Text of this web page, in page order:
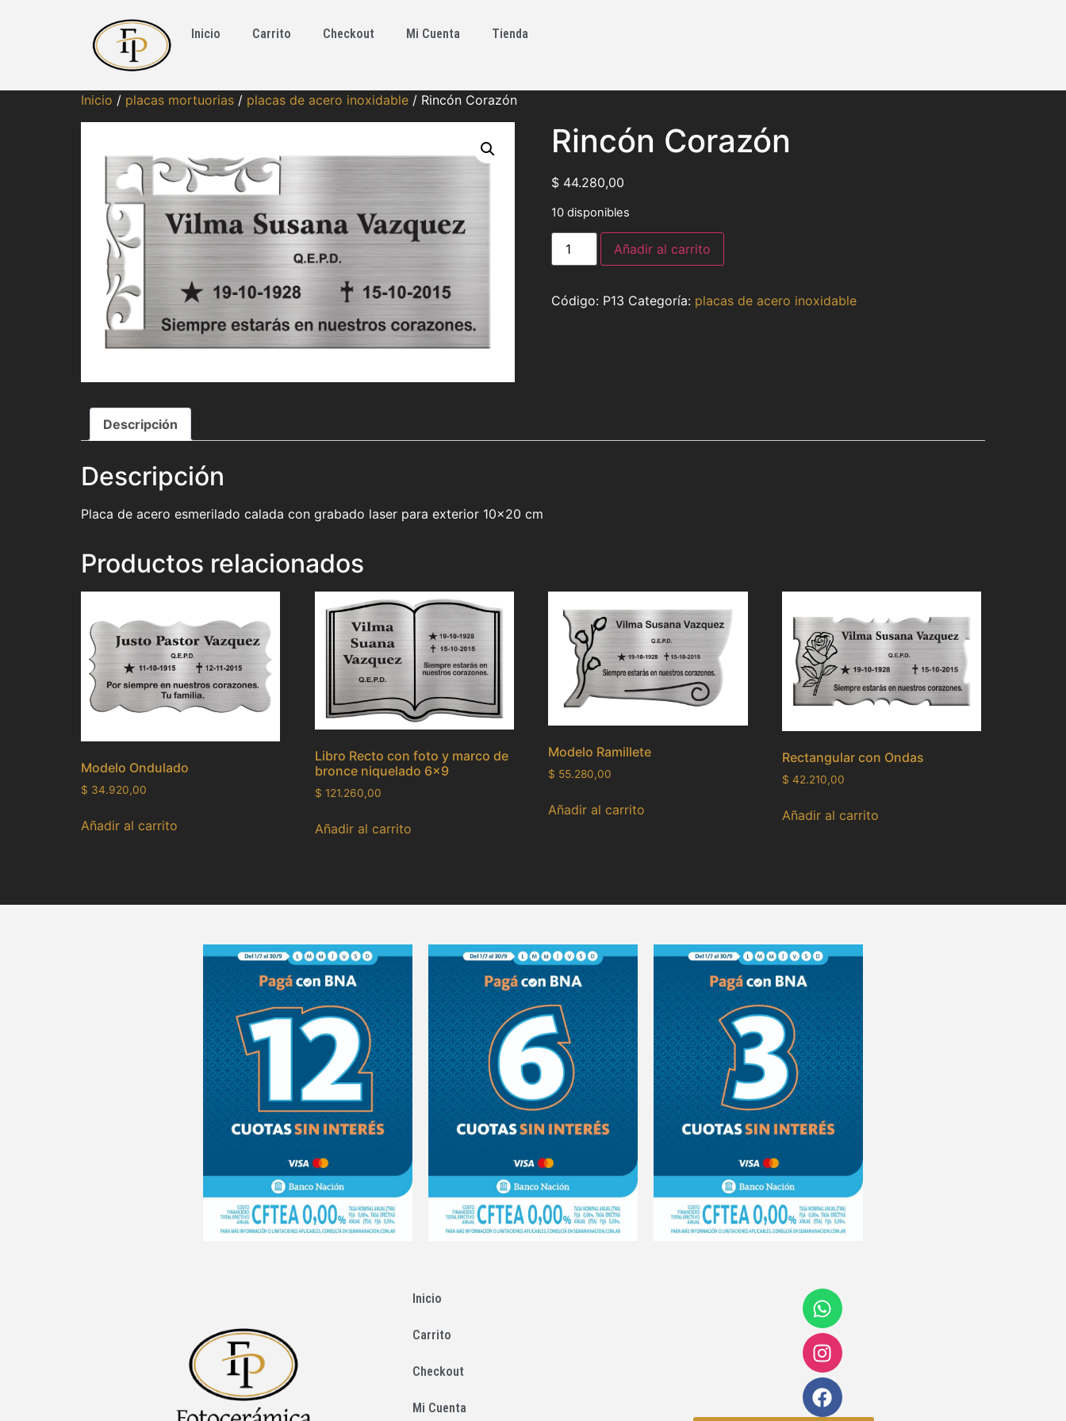
Inicio Carrito Checkout Mi Cuenta Tienda
Inicio / placas mortuorias / placas de acero inoxidable / Rincón Corazón
Rincón Corazón
$44.280,00
10 disponibles
Añadir al carrito
P13 Categoría: placas de acero inoxidable
Descripción
Descripción
Placa de acero esmerilado calada con grabado laser para exterior 10×20 cm
Productos relacionados
Modelo Ondulado
$ 34.920,00
Añadir al carrito
Libro Recto con foto y marco de
bronce niquelado 6×9
$ 121.260,00
Añadir al carrito
Modelo Ramillete
$ 55.280,00
Añadir al carrito
Rectangular con Ondas
$ 42.210,00
Añadir al carrito
Inicio
Carrito
Checkout
Mi Cuenta